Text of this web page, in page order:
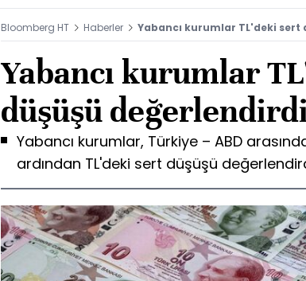
Bloomberg HT Haberler Yabancı kurumlar TL'deki
Yabancı kurumlar
düşüşü
Yabancı kurumlar, Türkiye – ABD
ardından TL'deki sert düşüşü